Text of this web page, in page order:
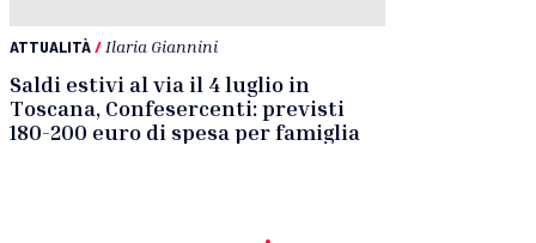
ATTUALITÀ/ Ilaria Giannini
Saldi estivi al via il 4 luglio in
Toscana, Confesercenti: previsti
180-200 euro di spesa per famiglia